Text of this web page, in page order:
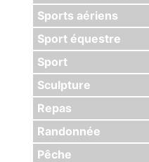
Sports aériens
Sport équestre
Sport
Sculpture
Repas
Randonnée
Pêche